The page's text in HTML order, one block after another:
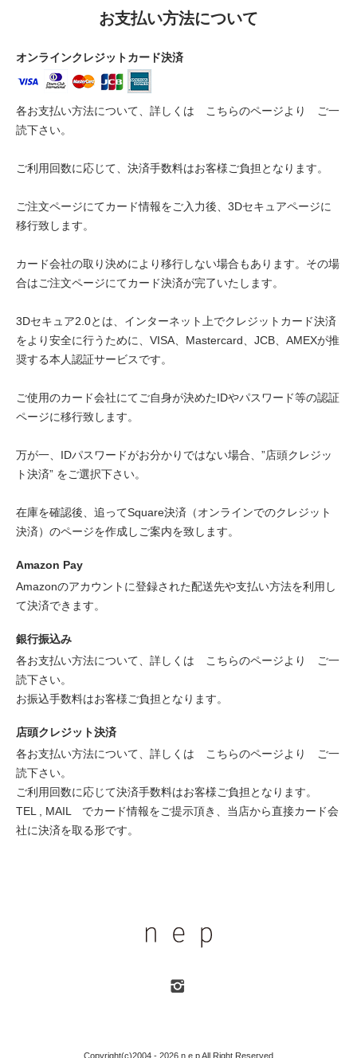
お支払い方法について
オンラインクレジットカード決済
各お支払い方法について、詳しくは こちらのページより
ご一
読下さい。
ご利用回数に応じて、決済手数料はお客様ご負担となります。
ご注文ページにてカード情報をご入力後、3Dセキュアページに
移行致します。
カード会社の取り決めにより移行しない場合もあります。その場
合はご注文ページにてカード決済が完了いたします。
3Dセキュア2.0とは、インターネット上でクレジットカード決済
をより安全に行うために、VISA、Mastercard、JCB、AMEXが推
奨する本人認証サービスです。
ご使用のカード会社にてご自身が決めたIDやパスワード等の認証
ページに移行致します。
万が一、IDパスワードがお分かりではない場合、”店頭クレジッ
ト決済” をご選択下さい。
在庫を確認後、追ってSquare決済（オンラインでのクレジット
決済）のページを作成しご案内を致します。
Amazon Pay
Amazonのアカウントに登録された配送先や支払い方法を利用し
て決済できます。
銀行振込み
各お支払い方法について、詳しくは
こちらのページより
ご一
読下さい。
お振込手数料はお客様ご負担となります。
店頭クレジット決済
各お支払い方法について、詳しくは
こちらのページより
ご一
読下さい。
ご利用回数に応じて決済手数料はお客様ご負担となります。
TEL , MAIL でカード情報をご提示頂き、当店から直接カード会
社に決済を取る形です。
Copyright(c)2004 - 2026 n e p All Right Reserved